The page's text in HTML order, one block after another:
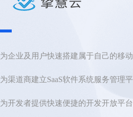
为企业及用户快速搭建属于自己的移
为渠道商建立SaaS软件系统服务管理
为开发者提供快速便捷的开发开放平台